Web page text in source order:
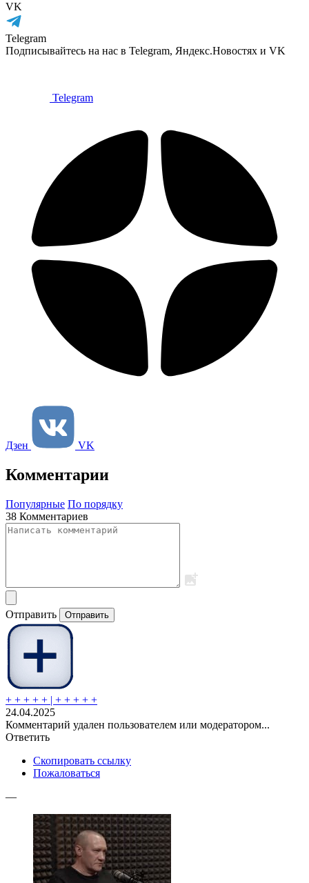
VK
Telegram
Подписывайтесь на нас в Telegram, Яндекс.Новостях и VK
Telegram
Дзен VK
Комментарии
Популярные По порядку
38 Комментариев
Отправить Отправить
+ + + + + | + + + + +
24.04.2025
Комментарий удален пользователем или модератором...
Ответить
Скопировать ссылку
Пожаловаться
—